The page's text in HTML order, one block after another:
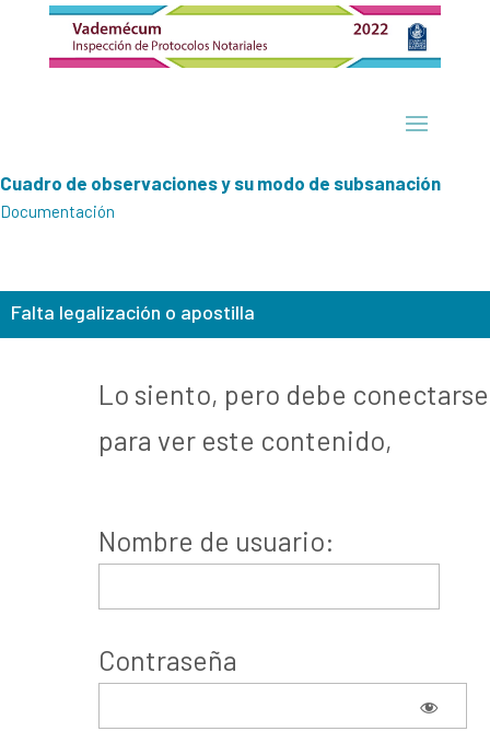
Cuadro de observaciones y su modo de subsanación
Documentación
Falta legalización o apostilla
Lo siento, pero debe conectarse
para ver este contenido,
Nombre de usuario:
Contraseña